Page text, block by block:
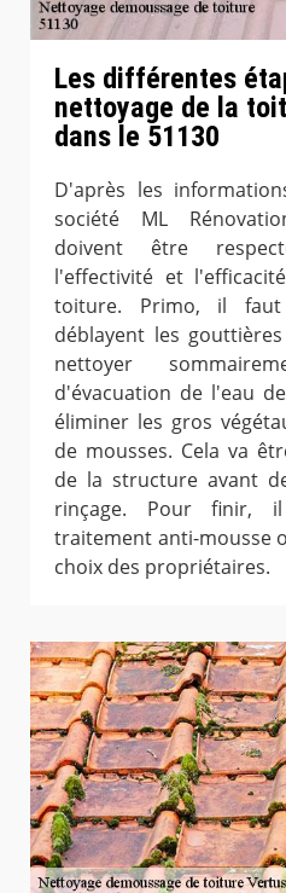
Les différentes
nettoyage de la
dans le 51130
D'après les
société ML
doivent être
l'effectivité et
toiture. Primo, il
déblayent les
nettoyer
d'évacuation de l'eau
éliminer les gros
de mousses. Cela va
de la structure avant
rinçage. Pour finir,
traitement anti-mousse
choix des propriétaires.